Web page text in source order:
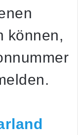
können,